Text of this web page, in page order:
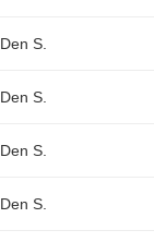
Den S.
Den S.
Den S.
Den S.